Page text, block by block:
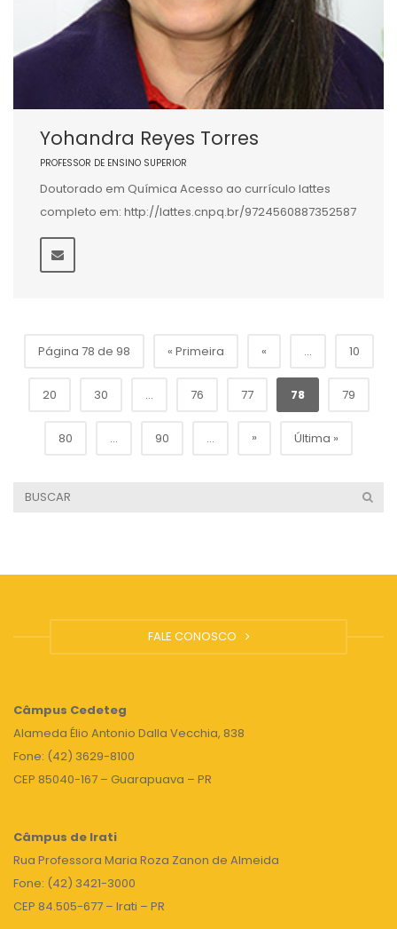
Yohandra Reyes Torres
PROFESSOR DE ENSINO SUPERIOR
Doutorado em Química Acesso ao currículo lattes
completo em: http://lattes.cnpq.br/9724560887352587
Página 78 de 98 « Primeira « ... 10
20 30 ... 76 77 78 79
80 ... 90 ... » Última »
FALE CONOSCO
Câmpus Cedeteg
Alameda Élio Antonio Dalla Vecchia, 838
Fone: (42) 3629-8100
CEP 85040-167 – Guarapuava – PR
Câmpus de Irati
Rua Professora Maria Roza Zanon de Almeida
Fone: (42) 3421-3000
CEP 84.505-677 – Irati – PR